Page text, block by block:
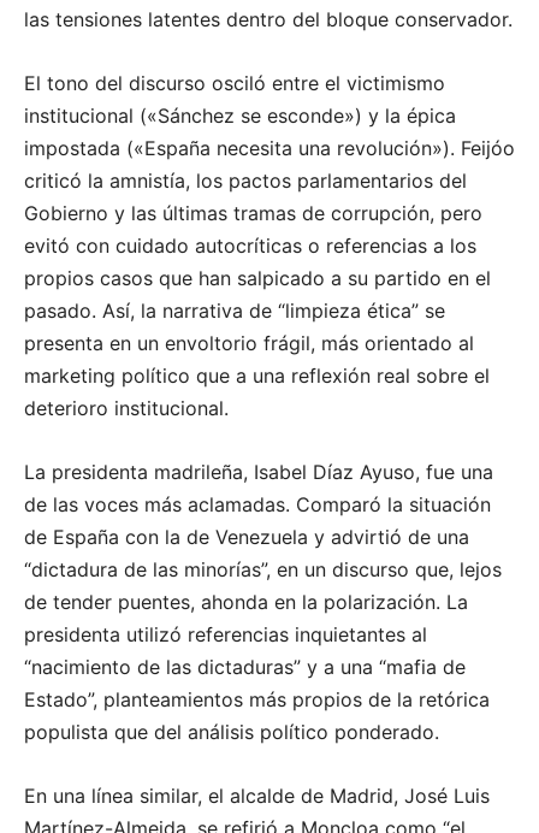
las tensiones latentes dentro del bloque conservador.
El tono del discurso osciló entre el victimismo
institucional («Sánchez se esconde») y la épica
impostada («España necesita una revolución»). Feijóo
criticó la amnistía, los pactos parlamentarios del
Gobierno y las últimas tramas de corrupción, pero
evitó con cuidado autocríticas o referencias a los
propios casos que han salpicado a su partido en el
pasado. Así, la narrativa de “limpieza ética” se
presenta en un envoltorio frágil, más orientado al
marketing político que a una reflexión real sobre el
deterioro institucional.
La presidenta madrileña, Isabel Díaz Ayuso, fue una
de las voces más aclamadas. Comparó la situación
de España con la de Venezuela y advirtió de una
“dictadura de las minorías”, en un discurso que, lejos
de tender puentes, ahonda en la polarización. La
presidenta utilizó referencias inquietantes al
“nacimiento de las dictaduras” y a una “mafia de
Estado”, planteamientos más propios de la retórica
populista que del análisis político ponderado.
En una línea similar, el alcalde de Madrid, José Luis
Martínez-Almeida, se refirió a Moncloa como “el